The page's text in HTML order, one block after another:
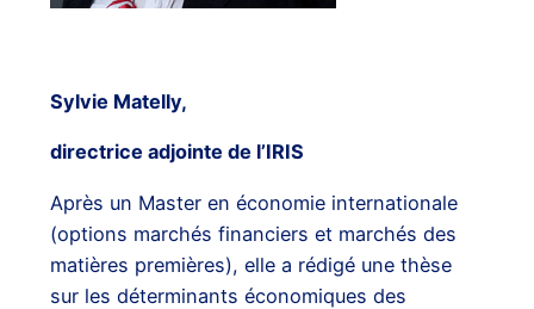
Sylvie Matelly,
directrice adjointe de l’IRIS
Après un Master en économie internationale
(options marchés financiers et marchés des
matières premières), elle a rédigé une thèse
sur les déterminants économiques des